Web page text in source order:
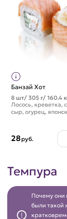
Банзай Хот
8 шт/ 305 г/ 160.4
Лосось, креветка,
сыр, огурец,
28 руб.
Темпура
Почему они
были такой